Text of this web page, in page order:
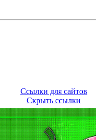
Ссылки для сайтов
Скрыть ссылки